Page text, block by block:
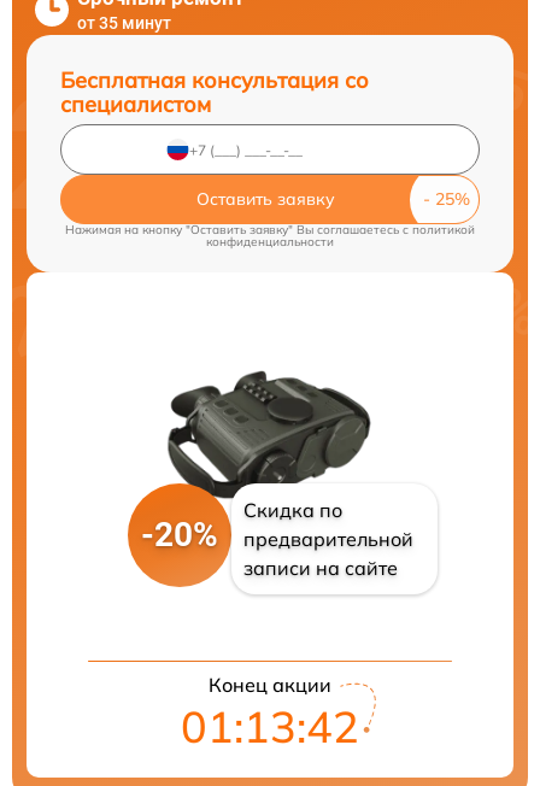
от 35 минут
Бесплатная консультация со
специалистом
Оставить заявку
Нажимая на кнопку "Оставить заявку" Вы соглашаетесь cполитикой
конфиденциальности
-20%
Скидка по
предварительной
записи на сайте
Конец акции
01:13:42